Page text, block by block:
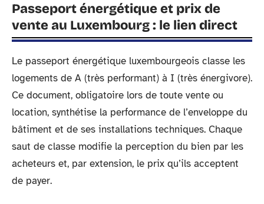
Passeport énergétique et prix de
vente au Luxembourg : le lien direct
Le passeport énergétique luxembourgeois classe les
logements de A (très performant) à I (très énergivore).
Ce document, obligatoire lors de toute vente ou
location, synthétise la performance de l’enveloppe du
bâtiment et de ses installations techniques. Chaque
saut de classe modifie la perception du bien par les
acheteurs et, par extension, le prix qu’ils acceptent
de payer.